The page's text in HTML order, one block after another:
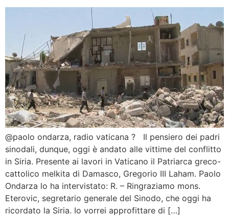
@paolo ondarza, radio vaticana ? Il pensiero dei padri
sinodali, dunque, oggi è andato alle vittime del conflitto
in Siria. Presente ai lavori in Vaticano il Patriarca greco-
cattolico melkita di Damasco, Gregorio III Laham. Paolo
Ondarza lo ha intervistato: R. – Ringraziamo mons.
Eterovic, segretario generale del Sinodo, che oggi ha
ricordato la Siria. Io vorrei approfittare di […]